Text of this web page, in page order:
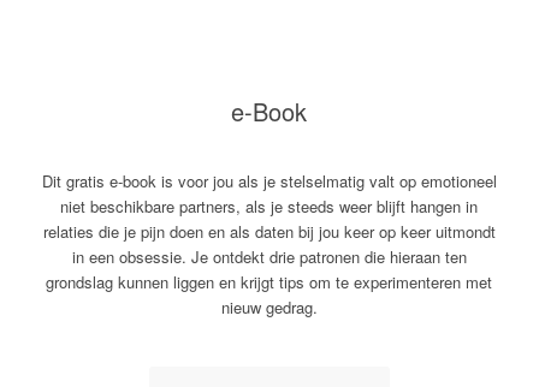
e-Book
Dit gratis e-book is voor jou als je stelselmatig valt op emotioneel
niet beschikbare partners, als je steeds weer blijft hangen in
relaties die je pijn doen en als daten bij jou keer op keer uitmondt
in een obsessie. Je ontdekt drie patronen die hieraan ten
grondslag kunnen liggen en krijgt tips om te experimenteren met
nieuw gedrag.